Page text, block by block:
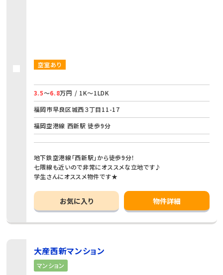
空室あり
3.5～6.8万円 / 1K～1LDK
福岡市早良区城西３丁目11-17
福岡空港線 西新駅 徒歩9分
地下鉄空港線「西新駅」から徒歩9分！
七隈線も近いので非常にオススメな立地です♪
学生さんにオススメ物件です★
お気に入り 物件詳細
大産西新マンション
マンション